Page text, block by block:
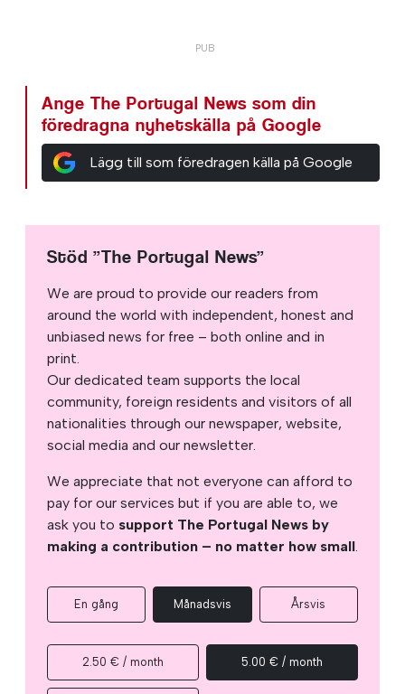
Ange The Portugal News som din
föredragna nyhetskälla på Google
Lägg till som föredragen källa på Google
Stöd ”The Portugal News”
We are proud to provide our readers from
around the world with independent, honest and
unbiased news for free – both online and in
print.
Our dedicated team supports the local
community, foreign residents and visitors of all
nationalities through our newspaper, website,
social media and our newsletter.
We appreciate that not everyone can afford to
pay for our services but if you are able to, we
ask you to support The Portugal News by
making a contribution – no matter how small
En gång Månadsvis Årsvis
2.50 € / month 5.00 € / month